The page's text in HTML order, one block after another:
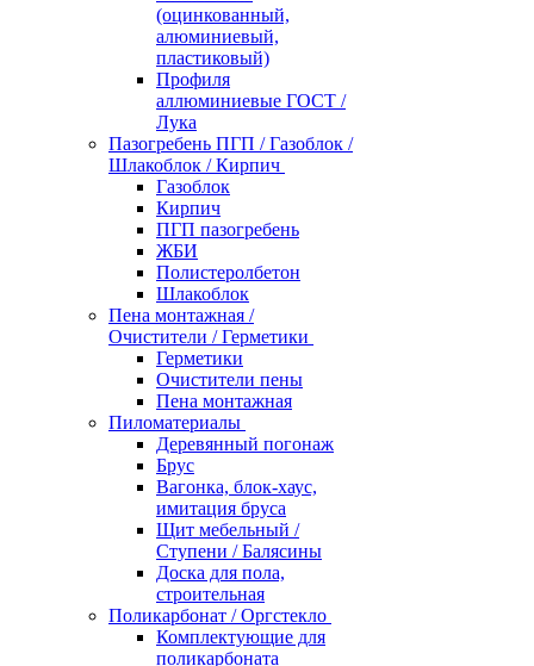
(оцинкованный,
алюминиевый,
пластиковый)
Профиля
аллюминиевые ГОСТ /
Лука
Пазогребень ПГП / Газоблок /
Шлакоблок / Кирпич
Газоблок
Кирпич
ПГП пазогребень
ЖБИ
Полистеролбетон
Шлакоблок
Пена монтажная /
Очистители / Герметики
Герметики
Очистители пены
Пена монтажная
Пиломатериалы
Деревянный погонаж
Брус
Вагонка, блок-хаус,
имитация бруса
Щит мебельный /
Ступени / Балясины
Доска для пола,
строительная
Поликарбонат / Оргстекло
Комплектующие для
поликарбоната